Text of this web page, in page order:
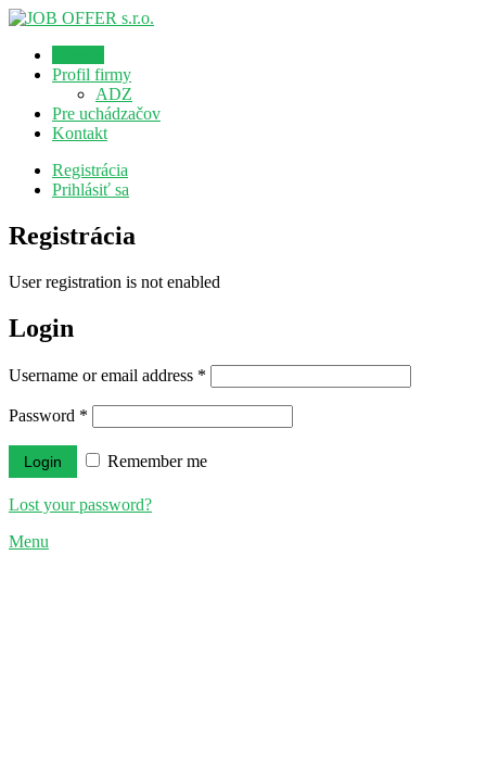
Profil firmy
ADZ
Pre uchádzačov
Kontakt
Registrácia
Prihlásiť sa
Registrácia
User registration is not enabled
Login
Username or email address *
Password *
Remember me
Lost your password?
Menu